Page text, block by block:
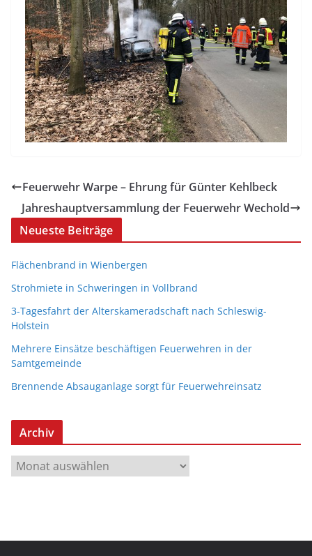
Feuerwehr Warpe – Ehrung für Günter Kehlbeck
Jahreshauptversammlung der Feuerwehr Wechold
Neueste Beiträge
Flächenbrand in Wienbergen
Strohmiete in Schweringen in Vollbrand
3-Tagesfahrt der Alterskameradschaft nach Schleswig-
Holstein
Mehrere Einsätze beschäftigen Feuerwehren in der
Samtgemeinde
Brennende Absauganlage sorgt für Feuerwehreinsatz
Archiv
r